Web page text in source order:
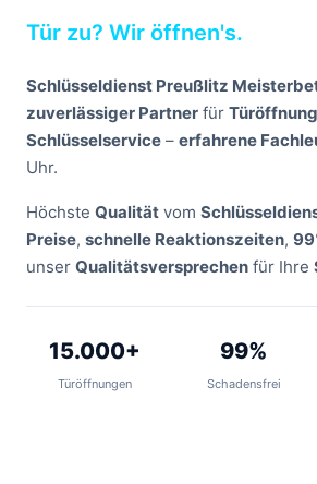
Tür zu? Wir öffnen's.
Schlüsseldienst Preußlitz
zuverlässiger Partner für Türöffnung
Schlüsselservice – erfahrene
Uhr.
Höchste Qualität vom
Preise, schnelle Reaktionszeiten,
unser Qualitätsversprechen für Ihre
15.000+
Türöffnungen
99%
Schadensfrei